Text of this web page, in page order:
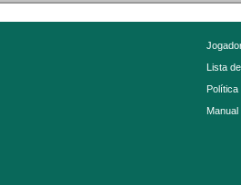
Lista
Política